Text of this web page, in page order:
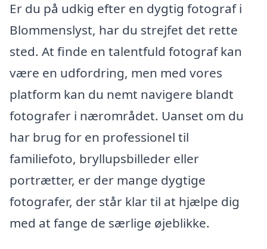
Er du på udkig efter en dygtig fotograf i
Blommenslyst, har du strejfet det rette
sted. At finde en talentfuld fotograf kan
være en udfordring, men med vores
platform kan du nemt navigere blandt
fotografer i nærområdet. Uanset om du
har brug for en professionel til
familiefoto, bryllupsbilleder eller
portrætter, er der mange dygtige
fotografer, der står klar til at hjælpe dig
med at fange de særlige øjeblikke.